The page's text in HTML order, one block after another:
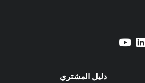
دليل المشتري